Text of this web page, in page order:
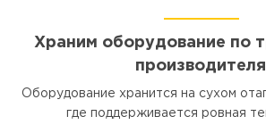
Храним оборудование по
производителя
Оборудование хранится на сухом
где поддерживается ровная